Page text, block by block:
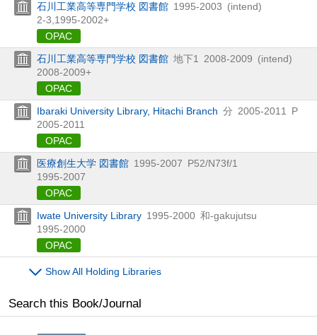
石川工業高等専門学校 図書館 1995-2003 (intend)
2-3,1995-2002+
OPAC
石川工業高等専門学校 図書館 地下1 2008-2009 (intend)
2008-2009+
OPAC
Ibaraki University Library, Hitachi Branch 分 2005-2011 P
2005-2011
OPAC
医療創生大学 図書館 1995-2007 P52/N73f/1
1995-2007
OPAC
Iwate University Library 1995-2000 和-gakujutsu
1995-2000
OPAC
Show All Holding Libraries
Search this Book/Journal